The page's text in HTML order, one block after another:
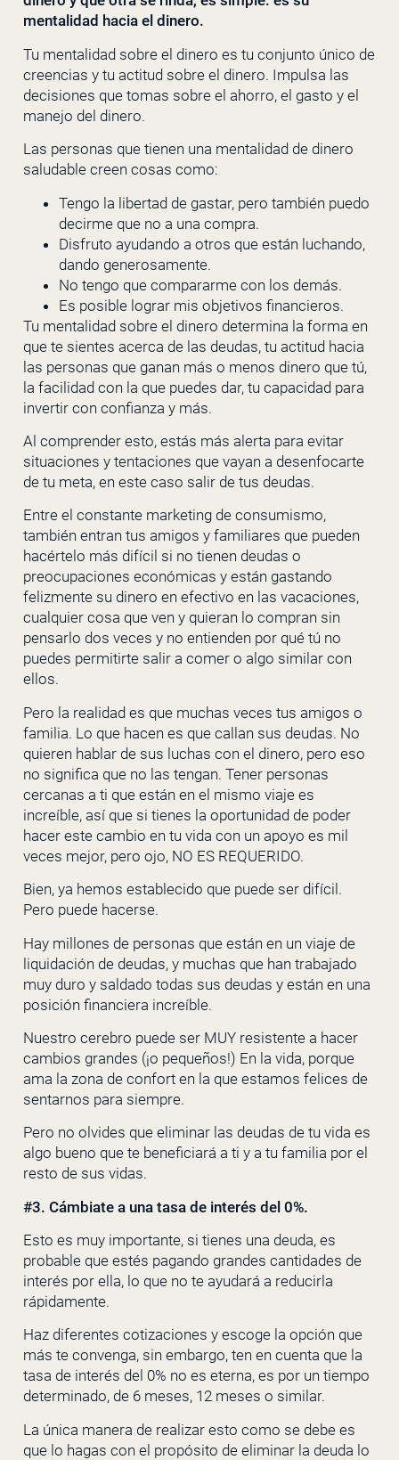
mentalidad hacia el dinero.
Tu mentalidad sobre el dinero es tu conjunto único de
creencias y tu actitud sobre el dinero. Impulsa las
decisiones que tomas sobre el ahorro, el gasto y el
manejo del dinero.
Las personas que tienen una mentalidad de dinero
saludable creen cosas como:
Tengo la libertad de gastar, pero también puedo
decirme que no a una compra.
Disfruto ayudando a otros que están luchando,
dando generosamente.
No tengo que compararme con los demás.
Es posible lograr mis objetivos financieros.
Tu mentalidad sobre el dinero determina la forma en
que te sientes acerca de las deudas, tu actitud hacia
las personas que ganan más o menos dinero que tú,
la facilidad con la que puedes dar, tu capacidad para
invertir con confianza y más.
Al comprender esto, estás más alerta para evitar
situaciones y tentaciones que vayan a desenfocarte
de tu meta, en este caso salir de tus deudas.
Entre el constante marketing de consumismo,
también entran tus amigos y familiares que pueden
hacértelo más difícil si no tienen deudas o
preocupaciones económicas y están gastando
felizmente su dinero en efectivo en las vacaciones,
cualquier cosa que ven y quieran lo compran sin
pensarlo dos veces y no entienden por qué tú no
puedes permitirte salir a comer o algo similar con
ellos.
Pero la realidad es que muchas veces tus amigos o
familia. Lo que hacen es que callan sus deudas. No
quieren hablar de sus luchas con el dinero, pero eso
no significa que no las tengan. Tener personas
cercanas a ti que están en el mismo viaje es
increíble, así que si tienes la oportunidad de poder
hacer este cambio en tu vida con un apoyo es mil
veces mejor, pero ojo, NO ES REQUERIDO.
Bien, ya hemos establecido que puede ser difícil.
Pero puede hacerse.
Hay millones de personas que están en un viaje de
liquidación de deudas, y muchas que han trabajado
muy duro y saldado todas sus deudas y están en una
posición financiera increíble.
Nuestro cerebro puede ser MUY resistente a hacer
cambios grandes (¡o pequeños!) En la vida, porque
ama la zona de confort en la que estamos felices de
sentarnos para siempre.
Pero no olvides que eliminar las deudas de tu vida es
algo bueno que te beneficiará a ti y a tu familia por el
resto de sus vidas.
#3. Cámbiate a una tasa de interés del 0%.
Esto es muy importante, si tienes una deuda, es
probable que estés pagando grandes cantidades de
interés por ella, lo que no te ayudará a reducirla
rápidamente.
Haz diferentes cotizaciones y escoge la opción que
más te convenga, sin embargo, ten en cuenta que la
tasa de interés del 0% no es eterna, es por un tiempo
determinado, de 6 meses, 12 meses o similar.
La única manera de realizar esto como se debe es
que lo hagas con el propósito de eliminar la deuda lo